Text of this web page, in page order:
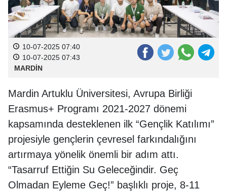
10-07-2025 07:40
10-07-2025 07:43
MARDİN
Mardin Artuklu Üniversitesi, Avrupa Birliği
Erasmus+ Programı 2021-2027 dönemi
kapsamında desteklenen ilk “Gençlik Katılımı”
projesiyle gençlerin çevresel farkındalığını
artırmaya yönelik önemli bir adım attı.
“Tasarruf Ettiğin Su Geleceğindir. Geç
Olmadan Eyleme Geç!” başlıklı proje, 8-11